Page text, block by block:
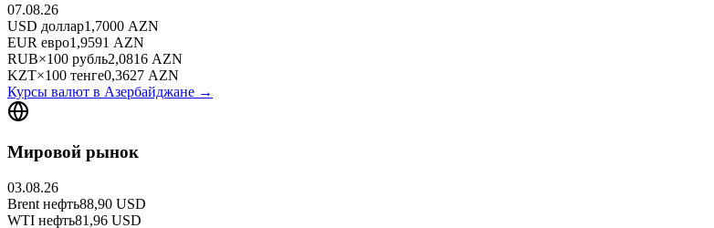
07.08.26
USD доллар1,7000 AZN
EUR евро1,9591 AZN
RUB×100 рубль2,0816 AZN
KZT×100 тенге0,3627 AZN
Курсы валют в Азербайджане →
Мировой рынок
03.08.26
Brent нефть88,90 USD
WTI нефть81,96 USD